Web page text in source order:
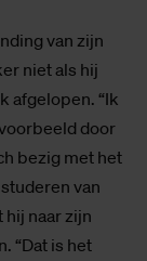
van zijn
niet als hij
afgelopen. “Ik
door
bezig met het
van
naar zijn
“Dat is het